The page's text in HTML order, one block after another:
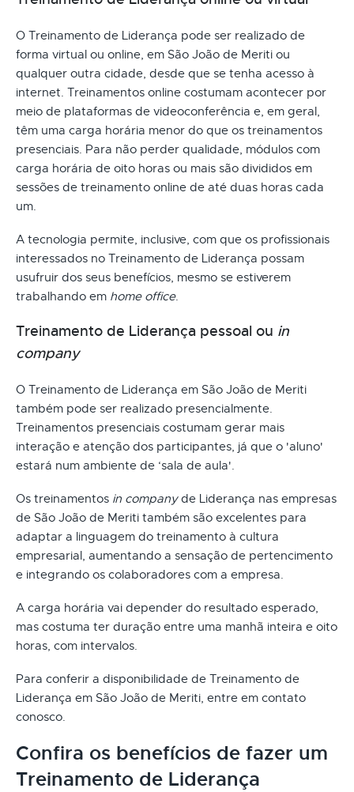
O Treinamento de Liderança pode ser realizado de
forma virtual ou online, em São João de Meriti ou
qualquer outra cidade, desde que se tenha acesso à
internet. Treinamentos online costumam acontecer por
meio de plataformas de videoconferência e, em geral,
têm uma carga horária menor do que os treinamentos
presenciais. Para não perder qualidade, módulos com
carga horária de oito horas ou mais são divididos em
sessões de treinamento online de até duas horas cada
um.
A tecnologia permite, inclusive, com que os profissionais
interessados no Treinamento de Liderança possam
usufruir dos seus benefícios, mesmo se estiverem
trabalhando em home office.
Treinamento de Liderança pessoal ou in
company
O Treinamento de Liderança em São João de Meriti
também pode ser realizado presencialmente.
Treinamentos presenciais costumam gerar mais
interação e atenção dos participantes, já que o 'aluno'
estará num ambiente de ‘sala de aula'.
Os treinamentos in companyde Liderança nas empresas
de São João de Meriti também são excelentes para
adaptar a linguagem do treinamento à cultura
empresarial, aumentando a sensação de pertencimento
e integrando os colaboradores com a empresa.
A carga horária vai depender do resultado esperado,
mas costuma ter duração entre uma manhã inteira e oito
horas, com intervalos.
Para conferir a disponibilidade de Treinamento de
Liderança em São João de Meriti, entre em contato
conosco.
Confira os benefícios de fazer um
Treinamento de Liderança